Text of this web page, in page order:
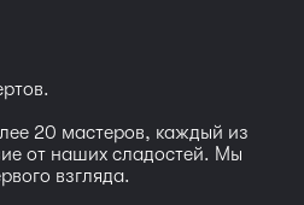
20 мастеров, каждый из
от наших сладостей. Мы
взгляда.